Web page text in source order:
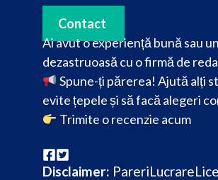
Contact
Ai avut o experiență bună sau
dezastruoasă cu o firmă de
Spune-ți părerea! Ajută alți
evite țepele și să facă alegeri
Trimite o recenzie acum
Disclaimer: